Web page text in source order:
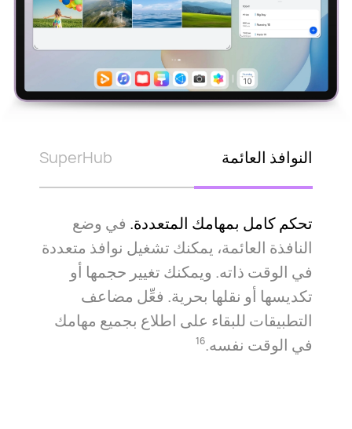
النوافذ العائمة SuperHub
تحكم كامل بمهامك المتعددة. في وضع
النافذة العائمة، يمكنك تشغيل نوافذ متعددة
في الوقت ذاته. ويمكنك تغيير حجمها أو
تكديسها أو نقلها بحرية. فعِّل مضاعف
التطبيقات للبقاء على اطلاع بجميع مهامك
في الوقت نفسه.16